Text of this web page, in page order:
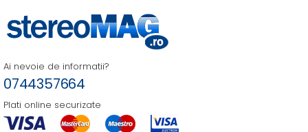
Ai nevoie de informatii?
0744357664
Plati online securizate